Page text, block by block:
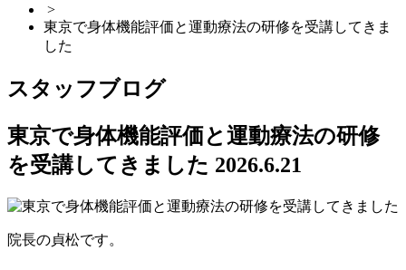
>
東京で身体機能評価と運動療法の研修を受講してきま
した
スタッフブログ
東京で身体機能評価と運動療法の研修
を受講してきました 2026.6.21
院長の貞松です。